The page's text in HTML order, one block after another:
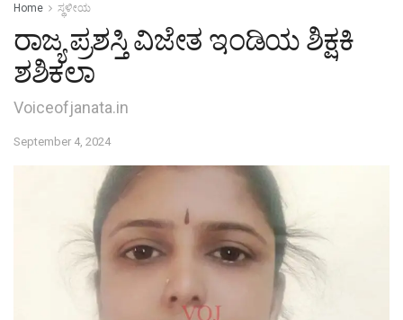
Home ಸ್ಥಳೀಯ
ರಾಜ್ಯ ಪ್ರಶಸ್ತಿ ವಿಜೇತ ಇಂಡಿಯ ಶಿಕ್ಷಕಿ
ಶಶಿಕಲಾ
Voiceofjanata.in
September 4, 2024